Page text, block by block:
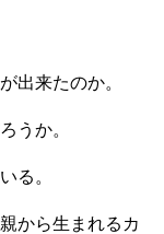
出来たのか。
うか。
る。
から生まれるカ